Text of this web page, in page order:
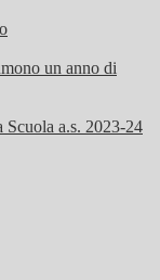
un anno di
Scuola a.s. 2023-24